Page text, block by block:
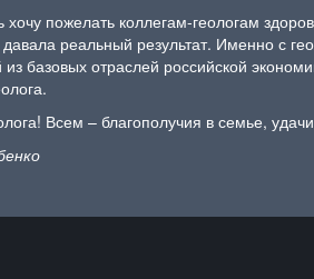
пожелать коллегам-геологам
реальный результат. Именно с
базовых отраслей российской
Всем – благополучия в семье,